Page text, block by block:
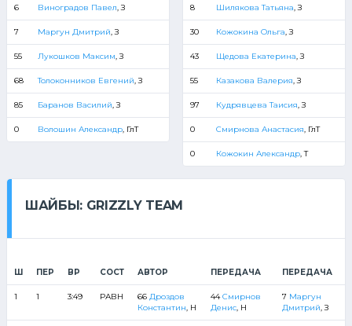
6 Виноградов Павел, З
7 Маргун Дмитрий, З
55 Лукошков Максим, З
68 Толоконников Евгений, З
85 Баранов Василий, З
0 Волошин Александр, ГлТ
8 Шилякова Татьяна, З
30 Кожокина Ольга, З
43 Щедова Екатерина, З
55 Казакова Валерия, З
97 Кудрявцева Таисия, З
0 Смирнова Анастасия, ГлТ
0 Кожокин Александр, Т
ШАЙБЫ: GRIZZLY TEAM
Ш ПЕР ВР СОСТ АВТОР ПЕРЕДАЧА ПЕРЕДАЧА
1 1 3:49 РАВН 66 Дроздов
Константин, Н
44Смирнов
Денис, Н
7 Маргун
Дмитрий, З